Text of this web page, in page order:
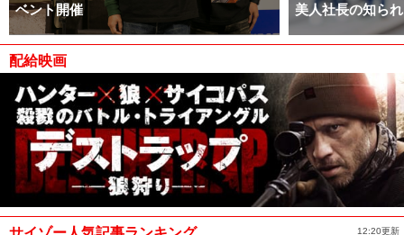
ベント開催
美人社長の知ら
配給映画
12:20更新